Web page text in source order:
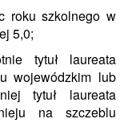
roku szkolnego w
5,0;
tytuł laureata
wojewódzkim lub
tytuł laureata
na szczeblu